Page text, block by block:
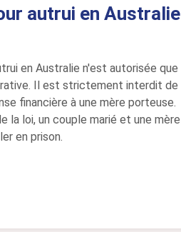
autrui en Australie
en Australie n'est autorisée que
Il est strictement interdit de
financière à une mère porteuse.
la loi, un couple marié et une mère
en prison.